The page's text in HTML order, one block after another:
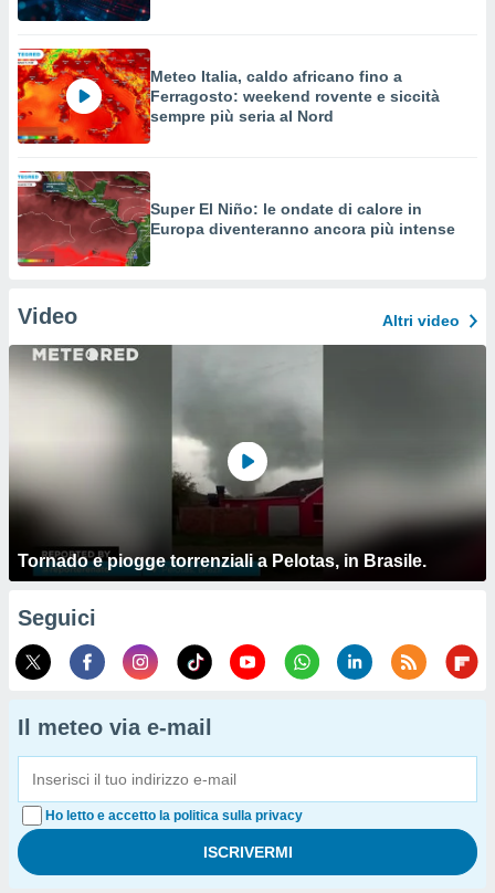
Meteo Italia, caldo africano fino a
Ferragosto: weekend rovente e siccità
sempre più seria al Nord
Super El Niño: le ondate di calore in
Europa diventeranno ancora più intense
Video Altri video
Tornado e piogge torrenziali a Pelotas, in Brasile.
Seguici
Il meteo via e-mail
Ho letto e accetto la politica sulla privacy